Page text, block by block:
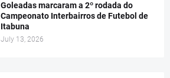
Goleadas marcaram a 2º rodada do
Campeonato Interbairros de Futebol de
Itabuna
July 13, 2026